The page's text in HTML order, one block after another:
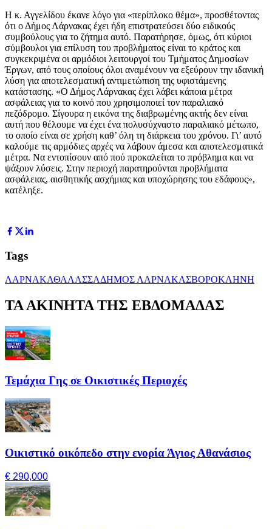
Η κ. Αγγελίδου έκανε λόγο για «περίπλοκο θέμα», προσθέτοντας
ότι ο Δήμος Λάρνακας έχει ήδη επιστρατεύσει δύο ειδικούς
συμβούλους για το ζήτημα αυτό. Παρατήρησε, όμως, ότι κύριοι
σύμβουλοι για επίλυση του προβλήματος είναι το κράτος και
συγκεκριμένα οι αρμόδιοι λειτουργοί του Τμήματος Δημοσίων
Έργων, από τους οποίους όλοι αναμένουν να εξεύρουν την ιδανική
λύση για αποτελεσματική αντιμετώπιση της υφιστάμενης
κατάστασης. «Ο Δήμος Λάρνακας έχει λάβει κάποια μέτρα
ασφάλειας για το κοινό που χρησιμοποιεί τον παραλιακό
πεζόδρομο. Σίγουρα η εικόνα της διαβρωμένης ακτής δεν είναι
αυτή που θέλουμε να έχει ένα πολυσύχναστο παραλιακό μέτωπο,
το οποίο είναι σε χρήση καθ’ όλη τη διάρκεια του χρόνου. Γι’ αυτό
καλούμε τις αρμόδιες αρχές να λάβουν άμεσα και αποτελεσματικά
μέτρα. Να εντοπίσουν από πού προκαλείται το πρόβλημα και να
ψάξουν λύσεις. Στην περιοχή παρατηρούνται προβλήματα
ασφάλειας, αισθητικής ασχήμιας και υποχώρησης του εδάφους»,
κατέληξε.
Tags
ΛΑΡΝΑΚΑΘΑΛΑΣΣΑΔΗΜΟΣ ΛΑΡΝΑΚΑΣΒΟΡΟΚΛΗΝΗ
ΤΑ ΑΚΙΝΗΤΑ ΤΗΣ ΕΒΔΟΜΑΔΑΣ
Τεμάχια Γης σε Οικιστικές Περιοχές
Οικιστικό οικόπεδο στην ενορία Άγιος Αθανάσιος
€ 290,000